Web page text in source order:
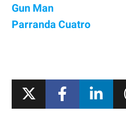
Gun Man
Parranda Cuatro